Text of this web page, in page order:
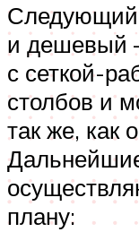
Следующий
и дешевый
с сеткой-
столбов и
так же, как
плану: